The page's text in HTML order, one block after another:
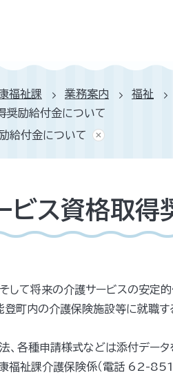
福祉課 業務案内 福祉
奨励給付金について
給付金について
ビス資格取得
して将来の介護サービスの安定
登町内の介護保険施設等に就職
、各種申請様式などは添付データ
福祉課介護保険係（電話 62-